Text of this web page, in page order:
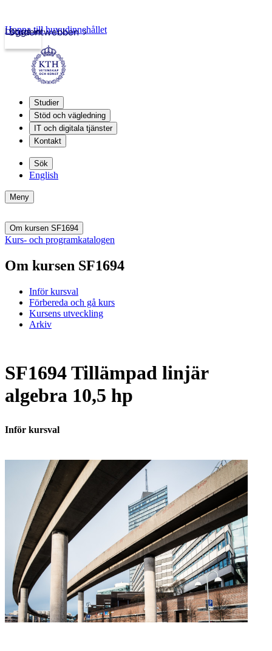
Studentwebben
Logga in
Hoppa till huvudinnehållet
Studier
Stöd och vägledning
IT och digitala tjänster
Kontakt
Sök
English
Meny
Om kursen SF1694
Kurs- och programkatalogen
Om kursen SF1694
Inför kursval
Förbereda och gå kurs
Kursens utveckling
Arkiv
SF1694 Tillämpad linjär
algebra 10,5 hp
Inför kursval